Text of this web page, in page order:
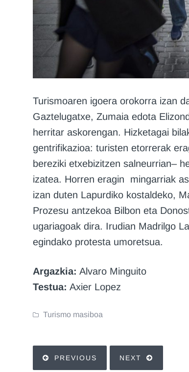
Turismoaren igoera orokorra izan
Gaztelugatxe, Zumaia edota
herritar askorengan. Hizketagai
gentrifikazioa: turisten etorrerak
bereziki etxebizitzen salneurrian–
izatea. Horren eragin mingarriak
izan duten Lapurdiko kostaldeko,
Prozesu antzekoa Bilbon eta
ugariagoak dira. Irudian Madrilgo
egindako protesta umoretsua.
Argazkia: Alvaro Minguito
Testua: Axier Lopez
Turismo masiboa
PREVIOUS NEXT